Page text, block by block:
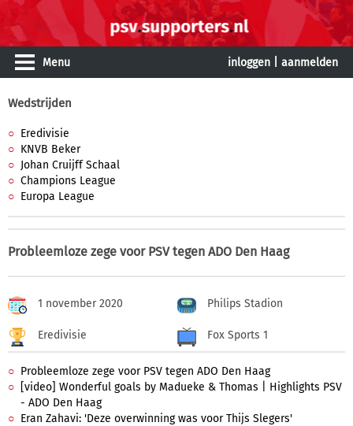
Menu inloggen aanmelden
Wedstrijden
Eredivisie
KNVB Beker
Johan Cruijff Schaal
Champions League
Europa League
Probleemloze zege voor PSV tegen ADO Den Haag
1 november 2020 Philips Stadion
Eredivisie Fox Sports 1
Probleemloze zege voor PSV tegen ADO Den Haag
[video] Wonderful goals by Madueke & Thomas | Highlights PSV
- ADO Den Haag
Eran Zahavi: 'Deze overwinning was voor Thijs Slegers'